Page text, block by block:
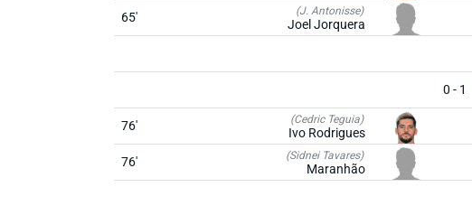
65' (J. Antonisse)
Joel Jorquera
0 - 1
76' (Cedric Teguia)
Ivo Rodrigues
76'
(Sidnei Tavares)
Maranhão